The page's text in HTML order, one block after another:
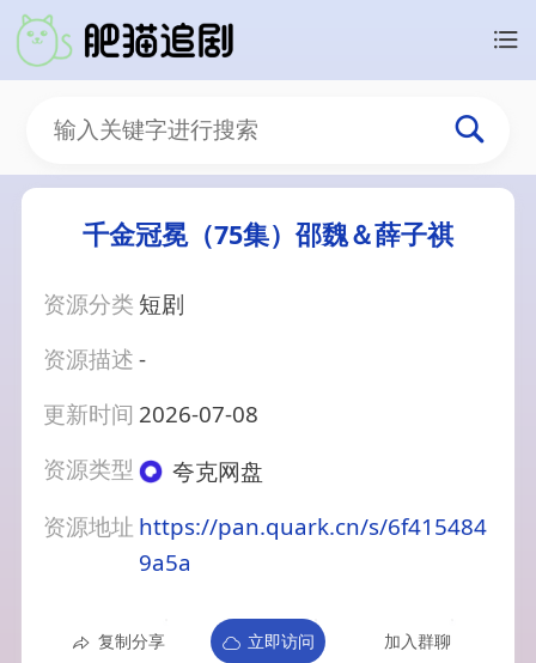
千金冠冕（75集）邵魏＆薛子祺
资源分类 短剧
资源描述-
更新时间 2026-07-08
资源类型
夸克网盘
资源地址 https://pan.quark.cn/s/6f415484
9a5a
复制分享 立即访问 加入群聊